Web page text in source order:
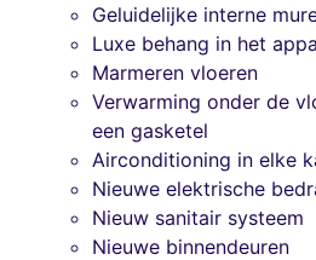
Geluidelijke interne
Luxe behang in het
Marmeren vloeren
Verwarming onder de
een gasketel
Airconditioning in elke
Nieuwe elektrische
Nieuw sanitair systeem
Nieuwe binnendeuren